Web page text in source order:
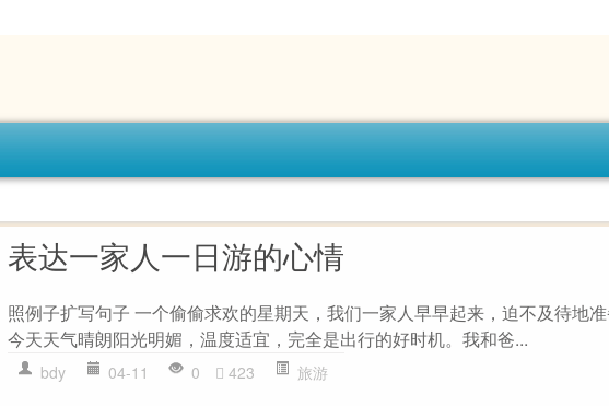
表达一家人一日游的心情
照例子扩写句子 一个偷偷求欢的星期天，我们一家人早早起来，迫不及待地准
今天天气晴朗阳光明媚，温度适宜，完全是出行的好时机。我和爸...
bdy 04-11 0 423 旅游